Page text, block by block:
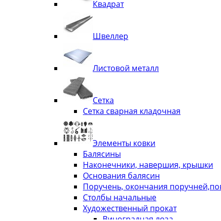
Квадрат
Швеллер
Листовой металл
Сетка
Сетка сварная кладочная
Элементы ковки
Балясины
Наконечники, навершия, крышки
Основания балясин
Поручень, окончания
Столбы начальные
Художественный прокат